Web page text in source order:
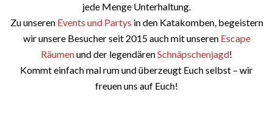
jede Menge Unterhaltung.
Zu unseren Events und Partys in den Katakomben, begeistern
wir unsere Besucher seit 2015 auch mit unseren Escape
Räumenund der legendärenSchnäpschenjagd!
Kommt einfach mal rum und überzeugt Euch selbst – wir
freuen uns auf Euch!